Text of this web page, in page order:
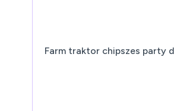
Farm traktor chipszes party